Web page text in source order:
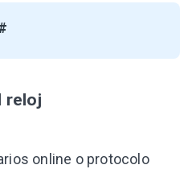
reloj
online o protocolo